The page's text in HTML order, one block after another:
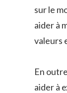
sur le
aider à
valeurs
En
aider à